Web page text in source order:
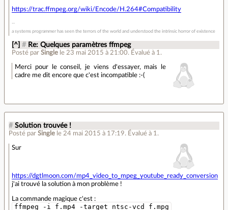
https://trac.ffmpeg.org/wiki/Encode/H.264#Compatibility
a systems programmer has seen the terrors of the world and understood the intrinsic horror of existence
[^] # Re: Quelques paramètres ffmpeg
Posté parSingle le 23 mai 2015 à 21:00. Évalué à 1.
Merci pour le conseil, je viens d'essayer, mais le
cadre me dit encore que c'est incompatible :-(
# Solution trouvée !
Posté par Single le 24 mai 2015 à 17:19. Évalué à 1.
Sur
https://dgtlmoon.com/mp4_video_to_mpeg_youtube_ready_conversion
j'ai trouvé la solution à mon problème !
La commande magique c'est :
ffmpeg -i f.mp4 -target ntsc-vcd f.mpg